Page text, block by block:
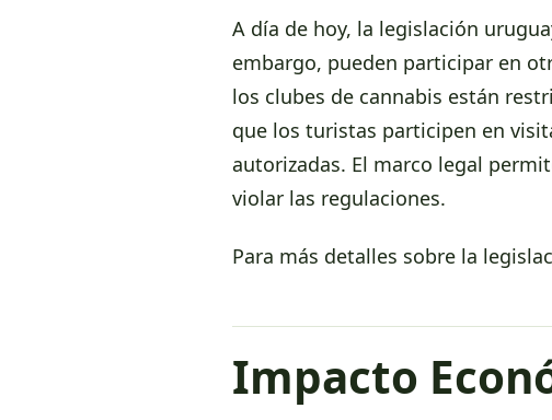
A día de hoy, la legislación
embargo, pueden participar en
los clubes de cannabis están
que los turistas participen en
autorizadas. El marco legal
violar las regulaciones.
Para más detalles sobre la
Impacto